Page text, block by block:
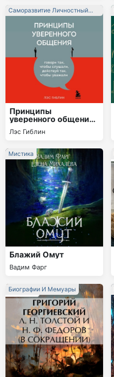
Принципы
уверенного общения.
Говори так, чтобы
слушали, действуй
(РИСКИ)
Лэс Гиблин
Саморазвитие Личностный
Блажий Омут
Вадим Фарг
Мистика
Биографии И Мемуары